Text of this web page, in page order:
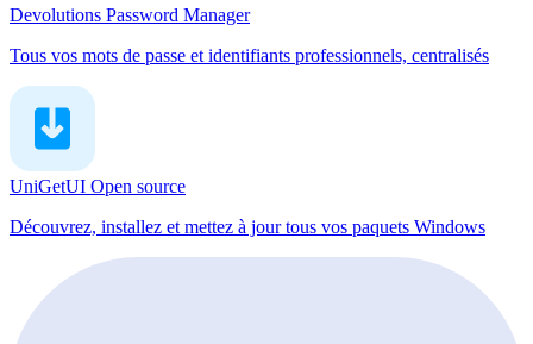
Devolutions Password Manager
Tous vos mots de passe et identifiants professionnels, centralisés
UniGetUI Open source
Découvrez, installez et mettez à jour tous vos paquets Windows